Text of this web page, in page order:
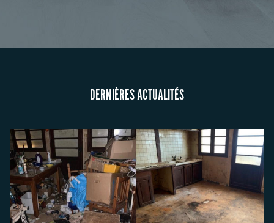
DERNIÈRES ACTUALITÉS